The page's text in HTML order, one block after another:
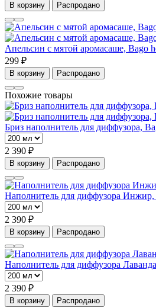
В корзину Распродано
Апельсин с мятой аромасаше, Bago
299 ₽
В корзину Распродано
Похожие товары
Бриз наполнитель для диффузора,
2 390 ₽
В корзину Распродано
Наполнитель для диффузора Инжир,
2 390 ₽
В корзину Распродано
Наполнитель для диффузора
2 390 ₽
В корзину Распродано